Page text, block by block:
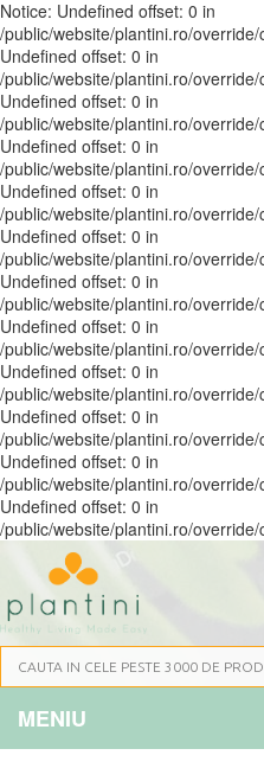
Notice: Undefined offset: 0 in
/public/website/plantini.ro/
Undefined offset: 0 in
/public/website/plantini.ro/
Undefined offset: 0 in
/public/website/plantini.ro/
Undefined offset: 0 in
/public/website/plantini.ro/
Undefined offset: 0 in
/public/website/plantini.ro/
Undefined offset: 0 in
/public/website/plantini.ro/
Undefined offset: 0 in
/public/website/plantini.ro/
Undefined offset: 0 in
/public/website/plantini.ro/
Undefined offset: 0 in
/public/website/plantini.ro/
Undefined offset: 0 in
/public/website/plantini.ro/
Undefined offset: 0 in
/public/website/plantini.ro/
Undefined offset: 0 in
/public/website/plantini.ro/
MENIU